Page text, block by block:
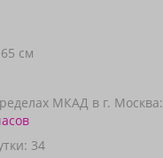
65 см
МКАД в г. Москва:
34